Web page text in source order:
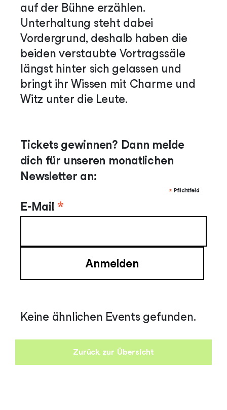
auf der Bühne erzählen.
Unterhaltung steht dabei
Vordergrund, deshalb haben die
beiden verstaubte Vortragssäle
längst hinter sich gelassen und
bringt ihr Wissen mit Charme und
Witz unter die Leute.
Tickets gewinnen? Dann melde
dich für unseren monatlichen
Newsletter an:
* Pflichtfeld
E-Mail *
Keine ähnlichen Events gefunden.
Zurück zur Übersicht